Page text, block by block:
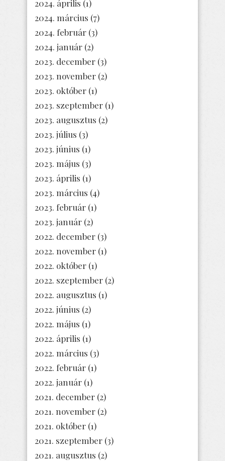
2024. április (1)
2024. március (7)
2024. február (3)
2024. január (2)
2023. december (3)
2023. november (2)
2023. október (1)
2023. szeptember (1)
2023. augusztus (2)
2023. július (3)
2023. június (1)
2023. május (3)
2023. április (1)
2023. március (4)
2023. február (1)
2023. január (2)
2022. december (3)
2022. november (1)
2022. október (1)
2022. szeptember (2)
2022. augusztus (1)
2022. június (2)
2022. május (1)
2022. április (1)
2022. március (3)
2022. február (1)
2022. január (1)
2021. december (2)
2021. november (2)
2021. október (1)
2021. szeptember (3)
2021. augusztus (2)